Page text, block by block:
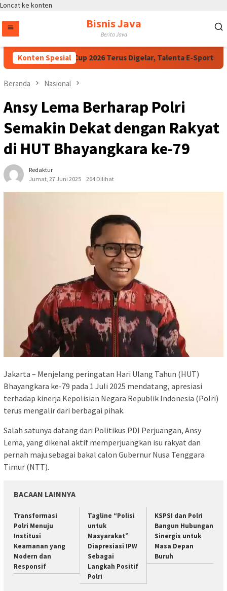
Loncat ke konten
Bisnis Java
Berita Java
Konten Spesial
Dorong Kapolri Cup 2026 Terus Digelar, Talenta E-Sports
Beranda Nasional
Ansy Lema Berharap Polri
Semakin Dekat dengan Rakyat
di HUT Bhayangkara ke-79
Redaktur
Jumat, 27 Juni 2025
264 Dilihat
Jakarta – Menjelang peringatan Hari Ulang Tahun (HUT)
Bhayangkara ke-79 pada 1 Juli 2025 mendatang, apresiasi
terhadap kinerja Kepolisian Negara Republik Indonesia (Polri)
terus mengalir dari berbagai pihak.
Salah satunya datang dari Politikus PDI Perjuangan, Ansy
Lema, yang dikenal aktif memperjuangkan isu rakyat dan
pernah maju sebagai bakal calon Gubernur Nusa Tenggara
Timur (NTT).
BACAAN LAINNYA
Transformasi
Polri Menuju
Institusi
Keamanan yang
Modern dan
Responsif
Tagline “Polisi
untuk
Masyarakat”
Diapresiasi IPW
Sebagai
Langkah Positif
Polri
KSPSI dan Polri
Bangun Hubungan
Sinergis untuk
Masa Depan
Buruh